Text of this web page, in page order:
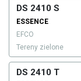
DS 2410 S
ESSENCE
EFCO
Tereny zielone
DS 2410 T